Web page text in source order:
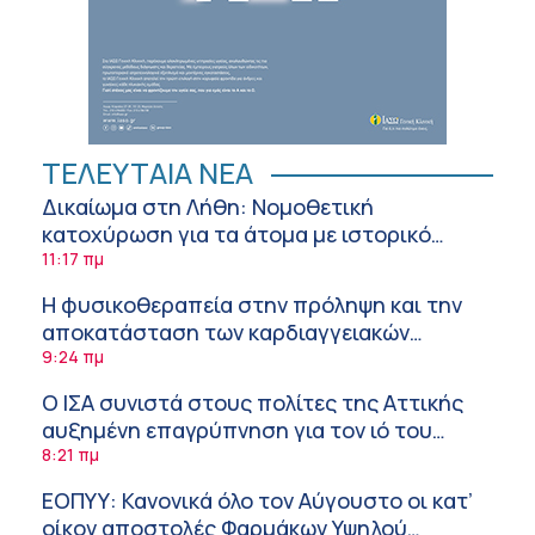
ΤΕΛΕΥΤΑΙΑ ΝΕΑ
Δικαίωμα στη Λήθη: Νομοθετική
κατοχύρωση για τα άτομα με ιστορικό
καρκίνου και στην Ελλάδα
11:17 πμ
Η φυσικοθεραπεία στην πρόληψη και την
αποκατάσταση των καρδιαγγειακών
νοσημάτων και του αγγειακού εγκεφαλικού
9:24 πμ
Ο ΙΣΑ συνιστά στους πολίτες της Αττικής
αυξημένη επαγρύπνηση για τον ιό του
Δυτικού Νείλου
8:21 πμ
ΕΟΠΥΥ: Κανονικά όλο τον Αύγουστο οι κατ’
οίκον αποστολές Φαρμάκων Υψηλού